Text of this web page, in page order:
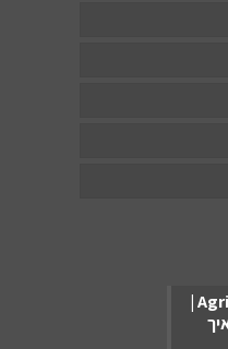
אגריטוריסמו – Agriturismo |